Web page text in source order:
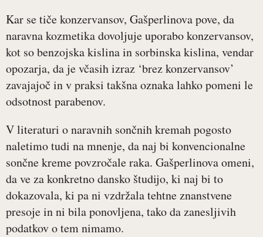
Kar se tiče konzervansov, Gašperlinova pove, da
naravna kozmetika dovoljuje uporabo konzervansov,
kot so benzojska kislina in sorbinska kislina, vendar
opozarja, da je včasih izraz ‘brez konzervansov’
zavajajoč in v praksi takšna oznaka lahko pomeni le
odsotnost parabenov.
V literaturi o naravnih sončnih kremah pogosto
naletimo tudi na mnenje, da naj bi konvencionalne
sončne kreme povzročale raka. Gašperlinova omeni,
da ve za konkretno dansko študijo, ki naj bi to
dokazovala, ki pa ni vzdržala tehtne znanstvene
presoje in ni bila ponovljena, tako da zanesljivih
podatkov o tem nimamo.